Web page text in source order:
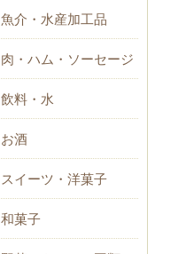
魚介・水産加工品
肉・ハム・ソーセージ
飲料・水
お酒
スイーツ・洋菓子
和菓子